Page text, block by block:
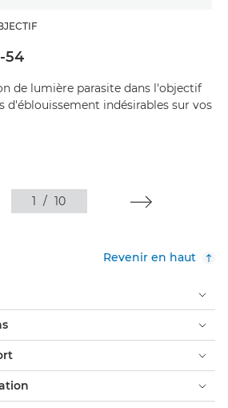
54
de lumière parasite dans l'objectif
d'éblouissement indésirables sur vos
1 / 10
Revenir en haut